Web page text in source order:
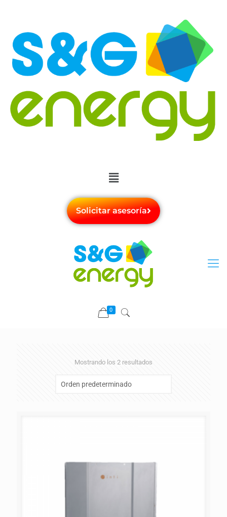
Solicitar asesoría
0
Mostrando los 2 resultados